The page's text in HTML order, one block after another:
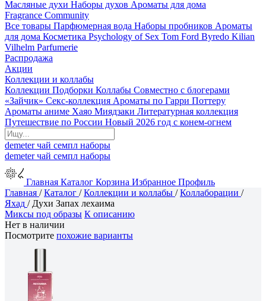
Масляные духи Наборы духов Ароматы для дома
Fragrance Community
Все товары Парфюмерная вода Наборы пробников Ароматы
для дома Косметика Psychology of Sex Tom Ford Byredo Kilian
Vilhelm Parfumerie
Распродажа
Акции
Коллекции и коллабы
Коллекции Подборки Коллабы Совместно с блогерами
«Зайчик» Секс-коллекция Ароматы по Гарри Поттеру
Ароматы аниме Хаяо Миядзаки Литературная коллекция
Путешествие по России Новый 2026 год с конем-огнем
demeterчай семпл наборы
demeterчай семпл наборы
Главная Каталог Корзина Избранное Профиль
Главная /Каталог /Коллекции и коллабы /Коллаборации /
Яхад / Духи Запах лехаима
Миксы под образы К описанию
Нет в наличии
Посмотрите похожие варианты